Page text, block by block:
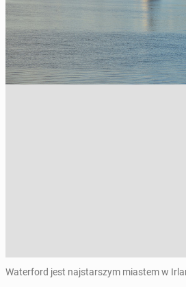
Waterford jest najstarszym miastem w